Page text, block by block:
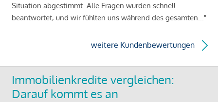
Situation abgestimmt. Alle Fragen wurden schnell
beantwortet, und wir fühlten uns während des gesamten..."
weitere Kundenbewertungen
Immobilienkredite vergleichen:
Darauf kommt es an